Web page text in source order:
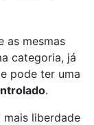
as mesmas
categoria, já
pode ter uma
.
liberdade